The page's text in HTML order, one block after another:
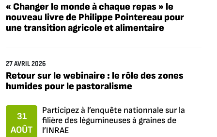
« Changer le monde à chaque repas » le
nouveau livre de Philippe Pointereau pour
une transition agricole et alimentaire
27 AVRIL 2026
Retour sur le webinaire : le rôle des zones
humides pour le pastoralisme
31
AOÛT
Participez à l’enquête nationnale sur la
filière des légumineuses à graines de
l’INRAE